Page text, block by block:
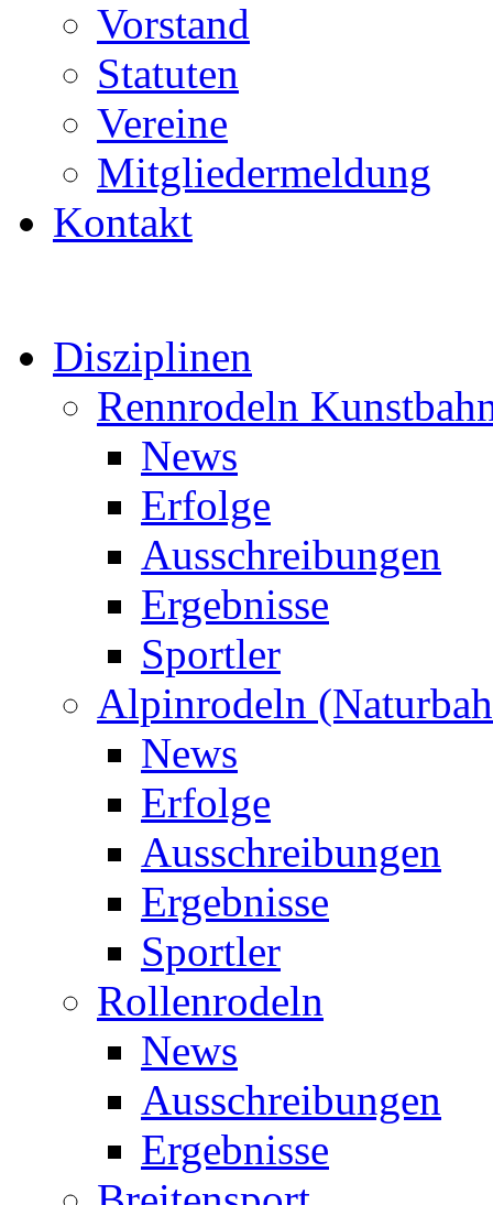
Vorstand
Statuten
Vereine
Mitgliedermeldung
Kontakt
Disziplinen
Rennrodeln
News
Erfolge
Ausschreibungen
Ergebnisse
Sportler
Alpinrodeln
News
Erfolge
Ausschreibungen
Ergebnisse
Sportler
Rollenrodeln
News
Ausschreibungen
Ergebnisse